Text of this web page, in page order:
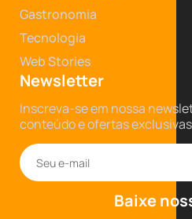
Gastronomia
Tecnologia
Web Stories
Newsletter
Inscreva-se em nossa
conteúdo e ofertas
Baixe